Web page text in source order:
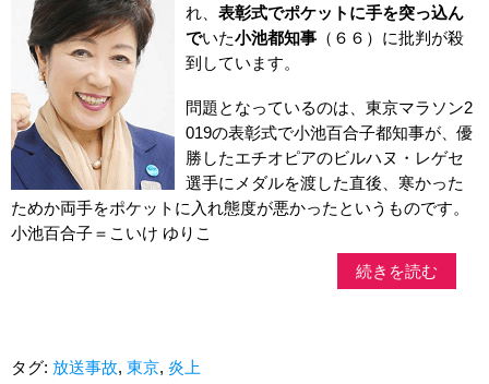
れ、 表彰式でポケットに手を突っ込ん
でいた小池都知事 （６６）に批判が殺
到しています。
問題となっているのは、東京マラソン2
019の表彰式で小池百合子都知事が、優
勝したエチオピアのビルハヌ・レゲセ
選手にメダルを渡した直後、寒かった
ためか両手をポケットに入れ態度が悪かったというものです。
小池百合子＝こいけ ゆりこ
続きを読む
タグ: 放送事故, 東京, 炎上